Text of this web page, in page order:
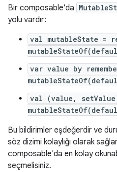
Bir composable'da
yolu vardır:
val mutableState =
var value by
val (value,
Bu bildirimler eşdeğerdir ve
söz dizimi kolaylığı olarak
composable'da en kolay
seçmelisiniz.